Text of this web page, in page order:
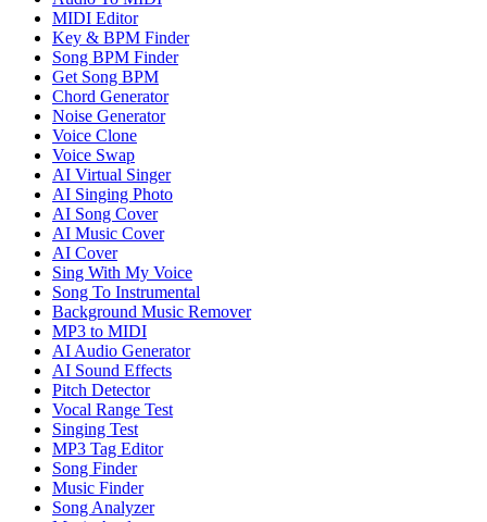
MIDI Editor
Key & BPM Finder
Song BPM Finder
Get Song BPM
Chord Generator
Noise Generator
Voice Clone
Voice Swap
AI Virtual Singer
AI Singing Photo
AI Song Cover
AI Music Cover
AI Cover
Sing With My Voice
Song To Instrumental
Background Music Remover
MP3 to MIDI
AI Audio Generator
AI Sound Effects
Pitch Detector
Vocal Range Test
Singing Test
MP3 Tag Editor
Song Finder
Music Finder
Song Analyzer